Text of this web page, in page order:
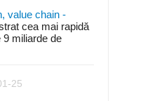
value chain -
cea mai rapidă
miliarde de
25